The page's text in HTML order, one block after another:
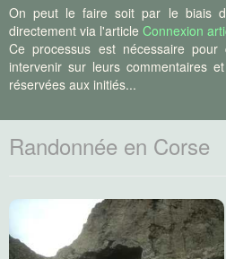
On peut le faire soit par le biais
directement via l'article Connexion
Ce processus est nécessaire
intervenir sur leurs commentaires
réservées aux initiés...
Randonnée en Corse